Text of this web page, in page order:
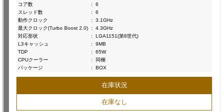
コア数
:
6
スレッド数
:
6
動作クロック
:
3.1GHz
最大クロック(Turbo Boost 2.0) :
4.3GHz
対応形状
:
LGA1151(第8世代)
L3キャッシュ
:
9MB
TDP
:
65W
CPUクーラー
:
同梱
パッケージ
: BOX
在庫状況
在庫なし